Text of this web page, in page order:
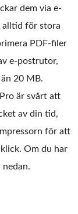
dem via e-
alltid för stora
PDF-filer
e-postrutor,
20 MB.
är svårt att
av din tid,
för att
Om du har
nedan.